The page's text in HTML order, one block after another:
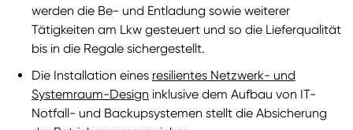
werden die Be- und Entladung sowie weiterer
Tätigkeiten am Lkw gesteuert und so die Lieferqualität
bis in die Regale sichergestellt.
Die Installation eines resilientes Netzwerk- und
Systemraum-Design inklusive dem Aufbau von IT-
Notfall- und Backupsystemen stellt die Absicherung